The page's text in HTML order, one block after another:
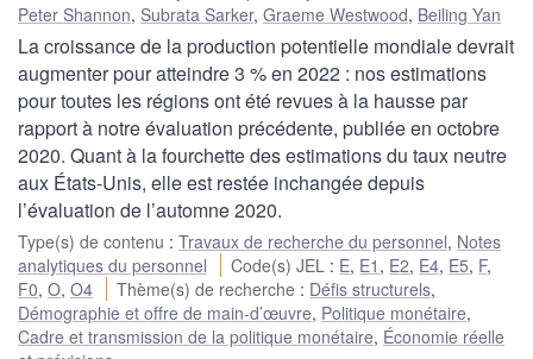
Peter Shannon, Subrata Sarker, Graeme Westwood, Beiling Yan
La croissance de la production potentielle mondiale devrait
augmenter pour atteindre 3 % en 2022 : nos estimations
pour toutes les régions ont été revues à la hausse par
rapport à notre évaluation précédente, publiée en octobre
2020. Quant à la fourchette des estimations du taux neutre
aux États-Unis, elle est restée inchangée depuis
l’évaluation de l’automne 2020.
Type(s) de contenu : Travaux de recherche du personnel, Notes
analytiques du personnel
Code(s) JEL : E, E1 , E2, E4, E5, F,
F0, O, O4 Thème(s) de recherche : Défis structurels,
Démographie et offre de main-d’œuvre, Politique monétaire,
Cadre et transmission de la politique monétaire, Économie réelle